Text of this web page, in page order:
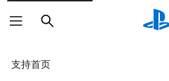
搜
索
支持首页